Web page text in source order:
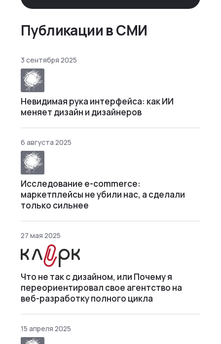
днями. А то и неделями, если сильно
Публикации в СМИ
3 сентября 2025
Невидимая рука интерфейса: как ИИ
меняет дизайн и дизайнеров
6 августа 2025
Исследование e-commerce:
маркетплейсы не убили нас, а сделали
только сильнее
27 мая 2025
Что не так с дизайном, или Почему я
переориентировал свое агентство на
веб-разработку полного цикла
15 апреля 2025